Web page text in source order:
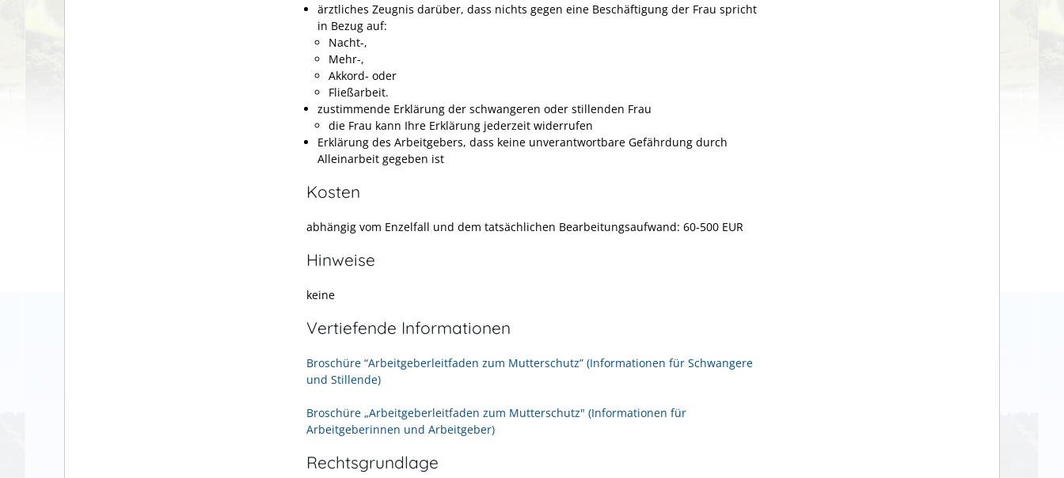
ärztliches Zeugnis darüber, dass nichts gegen eine Beschäftigung der Frau spricht
in Bezug auf:
Nacht-,
Mehr-,
Akkord- oder
Fließarbeit.
zustimmende Erklärung der schwangeren oder stillenden Frau
die Frau kann Ihre Erklärung jederzeit widerrufen
Erklärung des Arbeitgebers, dass keine unverantwortbare Gefährdung durch
Alleinarbeit gegeben ist
Kosten
abhängig vom Enzelfall und dem tatsächlichen Bearbeitungsaufwand: 60-500 EUR
Hinweise
keine
Vertiefende Informationen
Broschüre “Arbeitgeberleitfaden zum Mutterschutz” (Informationen für Schwangere
und Stillende)
Broschüre „Arbeitgeberleitfaden zum Mutterschutz" (Informationen für
Arbeitgeberinnen und Arbeitgeber)
Rechtsgrundlage